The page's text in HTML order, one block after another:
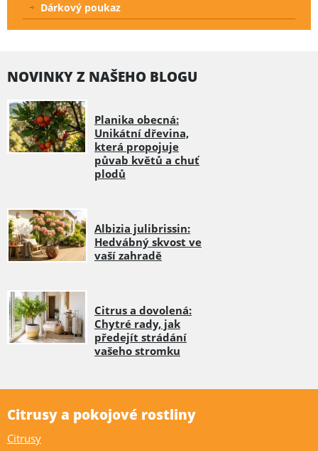
Dárkový poukaz
NOVINKY Z NAŠEHO BLOGU
Planika obecná:
Unikátní dřevina,
která propojuje
půvab květů a chuť
plodů
Albizia julibrissin:
Hedvábný skvost ve
vaší zahradě
Citrus a dovolená:
Chytré rady, jak
předejít strádání
vašeho stromku
Citrusy a pokojové rostliny
Citrusy